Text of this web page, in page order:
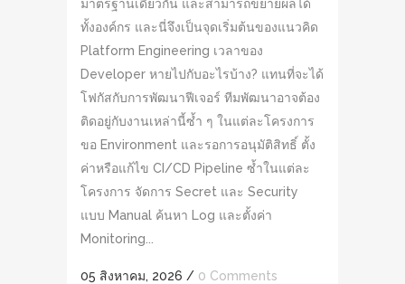
มาตรฐานเดียวกัน และสามารถขยายผลได้
ทั้งองค์กร และนี่จึงเป็นจุดเริ่มต้นของแนวคิด
Platform Engineering เวลาของ
Developer หายไปกับอะไรบ้าง? แทนที่จะได้
โฟกัสกับการพัฒนาฟีเจอร์ ทีมพัฒนาอาจต้อง
ติดอยู่กับงานเหล่านี้ซ้ำ ๆ ในแต่ละโครงการ
ขอ Environment และรอการอนุมัติสิทธิ์ ตั้ง
ค่าหรือแก้ไข CI/CD Pipeline ซ้ำในแต่ละ
โครงการ จัดการ Secret และ Security
แบบ Manual ค้นหา Log และตั้งค่า
Monitoring...
05 สิงหาคม, 2026 / 0 Comments